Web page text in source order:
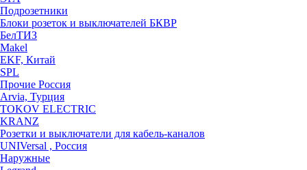
Подрозетники
Блоки розеток и выключателей БКВР
БелТИЗ
Makel
EKF, Китай
SPL
Прочие Россия
Arvia, Турция
TOKOV ELECTRIC
KRANZ
Розетки и выключатели для кабель-каналов
UNIVersal , Россия
Наружные